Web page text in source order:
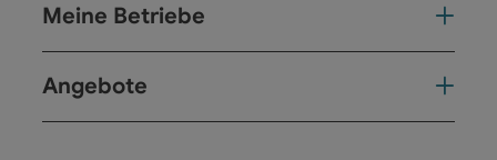
Meine Betriebe
Angebote